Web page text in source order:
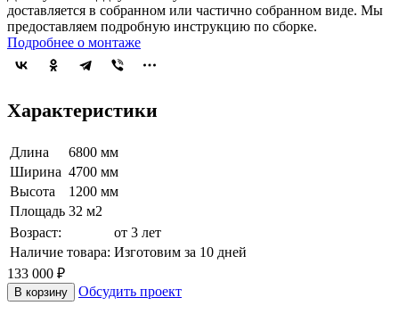
доставляется в собранном или частично собранном виде. Мы
предоставляем подробную инструкцию по сборке.
Подробнее о монтаже
Характеристики
Длина
6800 мм
Ширина 4700 мм
Высота
1200 мм
Площадь 32 м2
Возраст:
от 3 лет
Наличие товара: Изготовим за 10 дней
133 000 ₽
В корзину Обсудить проект